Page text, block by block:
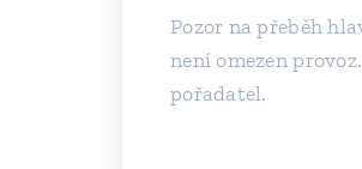
Pozor na přeběh
není omezen
pořadatel.